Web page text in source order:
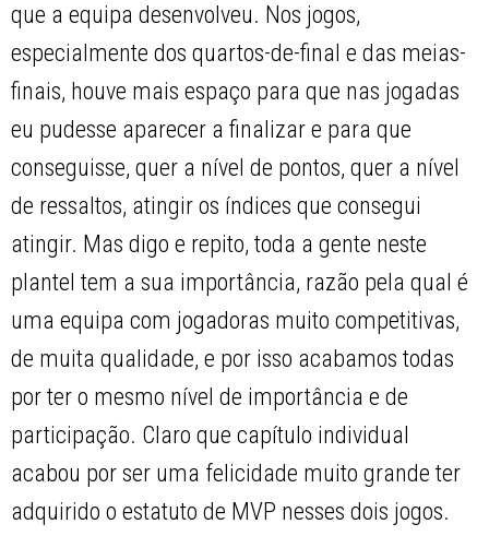
que a equipa desenvolveu. Nos jogos,
especialmente dos quartos-de-final e das meias-
finais, houve mais espaço para que nas jogadas
eu pudesse aparecer a finalizar e para que
conseguisse, quer a nível de pontos, quer a nível
de ressaltos, atingir os índices que consegui
atingir. Mas digo e repito, toda a gente neste
plantel tem a sua importância, razão pela qual é
uma equipa com jogadoras muito competitivas,
de muita qualidade, e por isso acabamos todas
por ter o mesmo nível de importância e de
participação. Claro que capítulo individual
acabou por ser uma felicidade muito grande ter
adquirido o estatuto de MVP nesses dois jogos.